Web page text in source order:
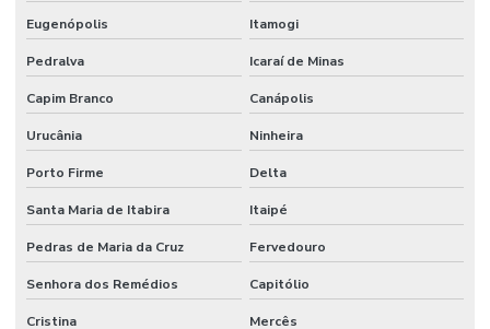
Eugenópolis Itamogi
Pedralva Icaraí de Minas
Capim Branco Canápolis
Urucânia Ninheira
Porto Firme Delta
Santa Maria de Itabira Itaipé
Pedras de Maria da Cruz Fervedouro
Senhora dos Remédios Capitólio
Cristina Mercês